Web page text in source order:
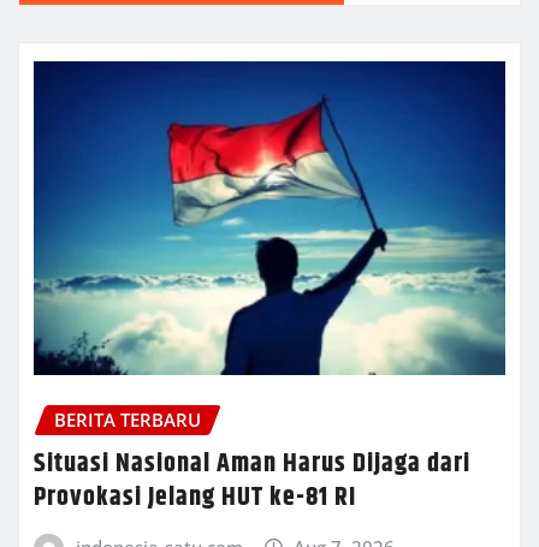
BERITA TERBARU
Situasi Nasional Aman Harus Dijaga dari
Provokasi Jelang HUT ke-81 RI